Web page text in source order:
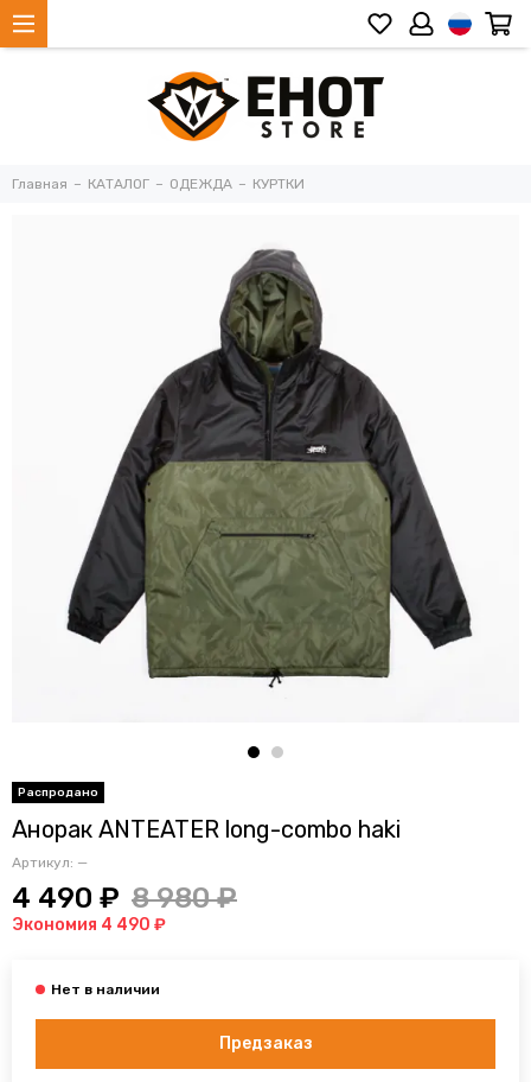
Главная КАТАЛОГ ОДЕЖДА КУРТКИ
Анорак ANTEATER long-combo haki
Артикул: —
4 490 ₽ 8 980 ₽
Экономия 4 490 ₽
Предзаказ